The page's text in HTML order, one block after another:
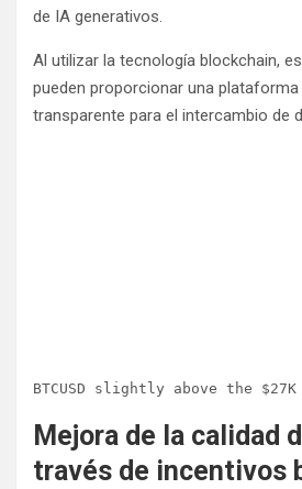
de IA generativos.
Al utilizar la tecnología blockchain,
pueden proporcionar una plataforma
transparente para el intercambio de
BTCUSD slightly above the
Mejora de la calidad
través de incentivos